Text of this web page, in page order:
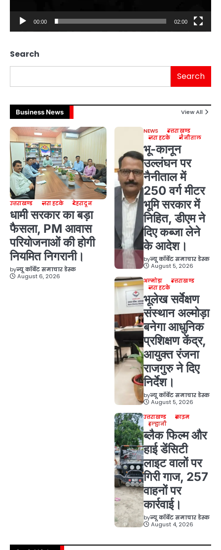
00:00 02:00
Search
Search
Business News View All
उत्तराखण्ड ज़रा हटके देहरादून
धामी सरकार का बड़ा
फैसला, PM आवास
परियोजनाओं की होगी
नियमित निगरानी।
byन्यू कॉर्बेट समाचार डेस्क
August 6, 2026
NEWS
उत्तराखण्ड
ज़रा हटके
नैनीताल
भू-कानून
उल्लंघन पर
नैनीताल में
250 वर्ग मीटर
भूमि सरकार में
निहित, डीएम ने
दिए कब्जा लेने
के आदेश।
byन्यू कॉर्बेट समाचार डेस्क
August 5, 2026
अल्मोड़ा
उत्तराखण्ड
ज़रा हटके
भूलेख सर्वेक्षण
संस्थान अल्मोड़ा
बनेगा आधुनिक
प्रशिक्षण केंद्र,
आयुक्त रंजना
राजगुरु ने दिए
निर्देश।
byन्यू कॉर्बेट समाचार डेस्क
August 5, 2026
उत्तराखण्ड
क्राइम
हल्द्वानी
ब्लैक फिल्म और
हाई डेंसिटी
लाइट वालों पर
गिरी गाज, 257
वाहनों पर
कार्रवाई।
byन्यू कॉर्बेट समाचार डेस्क
August 4, 2026